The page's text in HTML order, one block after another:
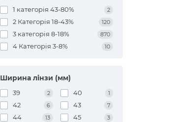
1 категорія 43-80% 2
2 Категорія 18-43% 120
3 категорія 8-18% 870
4 Категорія 3-8% 10
Ширина лінзи (мм)
39 2 40 1
42 6 43 7
44 13 45 3